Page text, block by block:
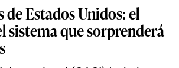
Estados Unidos: el
sistema que sorprenderá